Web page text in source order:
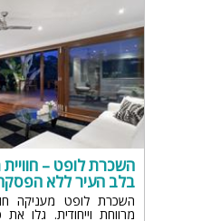
השכרת לופט – חוויית
בלב העיר ללא
השכרת לופט מעניקה
מרווחת וייחודית. גלו